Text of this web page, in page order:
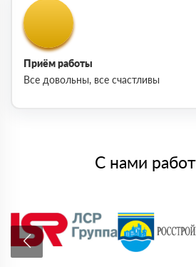
Приём работы
Все довольны, все счастливы
С нами